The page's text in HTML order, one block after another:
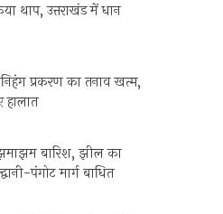
थाप, उत्तराखंड में धान
प्रकरण का तनाव खत्म,
हालात
बारिश, झील का
पंगोट मार्ग बाधित